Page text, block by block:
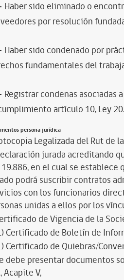
Haber sido eliminado o
por resolución
Haber sido condenado por
fundamentales del
Registrar condenas asociadas
artículo 10, Ley
persona jurídica
Legalizada del Rut de
jurada acreditando
en el cual se
podrá suscribir contratos
con los funcionarios
unidas a ellos por los
de Vigencia de la
Certificado de Boletín de
Certificado de Quiebras/
debe presentar documentos
Acapite V,